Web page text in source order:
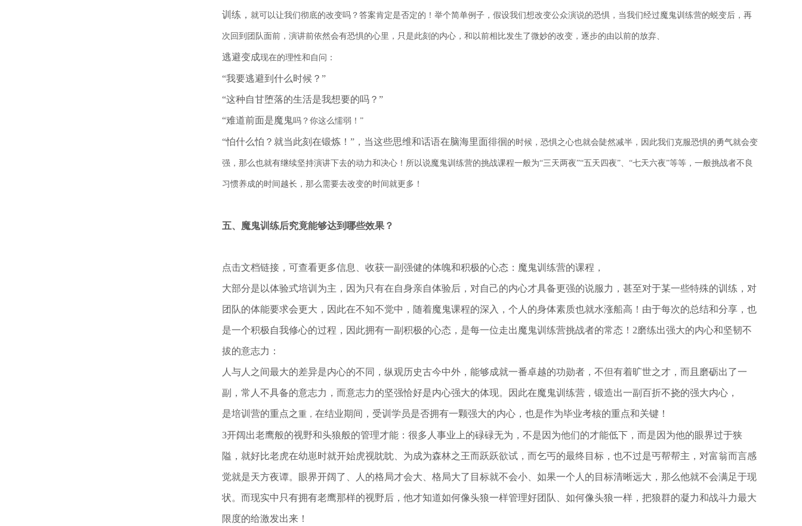
训练， 就可以让我们彻底的改变吗？答案肯定是否定的！举个简单例子，假设我们想改变公众演说的恐惧，当我们经过魔鬼训练营的蜕变后，再
次回到团队面前，演讲前依然会有恐惧的心里，只是此刻的内心，和以前相比发生了微妙的改变，逐步的由以前的放弃、
逃避变成现在的理性和自问：
“我要逃避到什么时候？”
“这种自甘堕落的生活是我想要的吗？”
“难道前面是魔鬼吗？你这么懦弱！ ”
“怕什么怕？就当此刻在锻炼！”，当这些思维和话语在脑海里面徘徊的时候，恐惧之心也就会陡然减半，因此我们克服恐惧的勇气就会变
强，那么也就有继续坚持演讲下去的动力和决心！所以说魔鬼训练营的挑战课程一般为“三天两夜”“五天四夜”、 “七天六夜”等等，一般挑战者不良
习惯养成的时间越长，那么需要去改变的时间就更多！
五、魔鬼训练后究竟能够达到哪些效果？
点击文档链接，可查看更多信息、收获一副强健的体魄和积极的心态：魔鬼训练营的课程，
大部分是以体验式培训为主，因为只有在自身亲自体验后，对自己的内心才具备更强的说服力，甚至对于某一些特殊的训练，对
团队的体能要求会更大，因此在不知不觉中，随着魔鬼课程的深入，个人的身体素质也就水涨船高！由于每次的总结和分享，也
是一个积极自我修心的过程，因此拥有一副积极的心态，是每一位走出魔鬼训练营挑战者的常态！2磨练出强大的内心和坚韧不
拔的意志力：
人与人之间最大的差异是内心的不同，纵观历史古今中外，能够成就一番卓越的功勋者，不但有着旷世之才，而且磨砺出了一
副，常人不具备的意志力，而意志力的坚强恰好是内心强大的体现。因此在魔鬼训练营，锻造出一副百折不挠的强大内心，
是培训营的重点之重， 在结业期间，受训学员是否拥有一颗强大的内心，也是作为毕业考核的重点和关键！
3开阔出老鹰般的视野和头狼般的管理才能：很多人事业上的碌碌无为，不是因为他们的才能低下，而是因为他的眼界过于狭
隘，就好比老虎在幼崽时就开始虎视眈眈、为成为森林之王而跃跃欲试，而乞丐的最终目标，也不过是丐帮帮主，对富翁而言感
觉就是天方夜谭。眼界开阔了、人的格局才会大、格局大了目标就不会小、如果一个人的目标清晰远大，那么他就不会满足于现
状。而现实中只有拥有老鹰那样的视野后，他才知道如何像头狼一样管理好团队、如何像头狼一样，把狼群的凝力和战斗力最大
限度的给激发出来！